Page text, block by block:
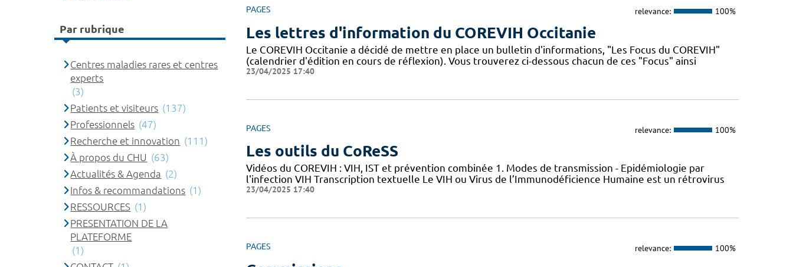
PAGES relevance: 100%
Les lettres d'information du COREVIH Occitanie
Le COREVIH Occitanie a décidé de mettre en place un bulletin d'informations, "Les Focus du COREVIH"
(calendrier d'édition en cours de réflexion). Vous trouverez ci-dessous chacun de ces "Focus" ainsi
23/04/2025 17:40
PAGES relevance: 100%
Les outils du CoReSS
Vidéos du COREVIH : VIH, IST et prévention combinée 1. Modes de transmission - Epidémiologie par
l'infection VIH Transcription textuelle Le VIH ou Virus de l’Immunodéficience Humaine est un rétrovirus
23/04/2025 17:40
PAGES relevance: 100%
Par rubrique
Centres maladies rares et centres
experts
(3)
Patients et visiteurs (137)
Professionnels (47)
Recherche et innovation (111)
À propos du CHU (63)
Actualités & Agenda (2)
Infos & recommandations (1)
RESSOURCES (1)
PRESENTATION DE LA
PLATEFORME
(1)